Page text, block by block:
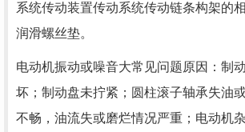
系统传动装置传动系统传动链条构架的
润滑螺丝垫。
电动机振动或噪音大常见问题原因：制
坏；制动盘未拧紧；圆柱滚子轴承失油
不畅，油流失或磨烂情况严重；电动机